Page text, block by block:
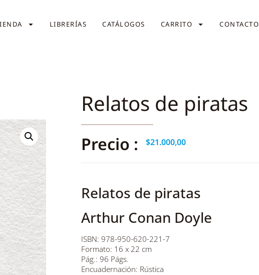
LIBRERÍAS CATÁLOGOS CARRITO CONTACTO
Relatos de piratas
Precio : $21.000,00
Relatos de piratas
Arthur Conan Doyle
ISBN: 978-950-620-221-7
Formato: 16 x 22 cm
Pág.: 96 Págs.
Encuadernación: Rústica